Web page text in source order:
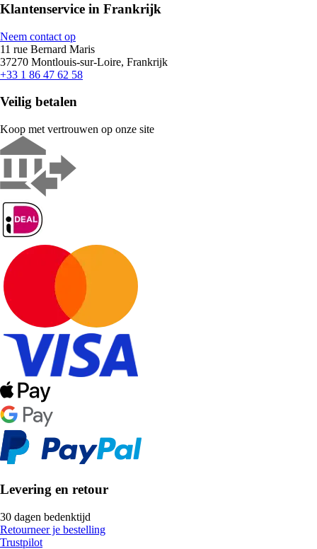
Klantenservice in Frankrijk
Neem contact op
11 rue Bernard Maris
37270 Montlouis-sur-Loire, Frankrijk
+33 1 86 47 62 58
Veilig betalen
Koop met vertrouwen op onze site
Levering en retour
30 dagen bedenktijd
Retourneer je bestelling
Trustpilot